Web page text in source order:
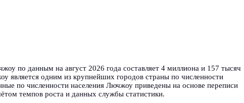
по данным на август 2026 года составляет 4 миллиона и 157 тысяч
является одним из крупнейших городов страны по численности
по численности населения Лючжоу приведены на основе переписи
темпов роста и данных службы статистики.